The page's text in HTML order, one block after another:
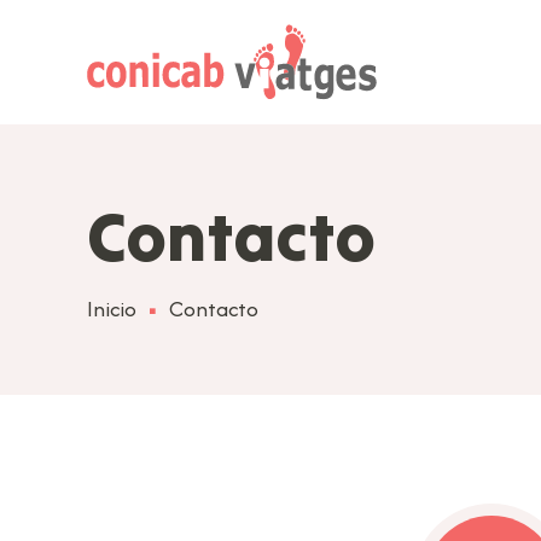
Contacto
Inicio Contacto